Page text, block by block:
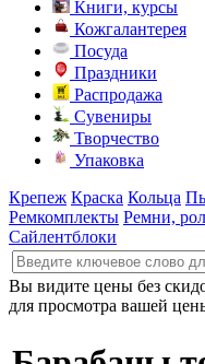
Книги, курсы
Кожгалантерея
Посуда
Праздники
Распродажа
Сувениры
Творчество
Упаковка
Крепеж Краска Кольца
Ремкомплекты Ремни,
Сайлентблоки
Вы видите цены без
для просмотра вашей